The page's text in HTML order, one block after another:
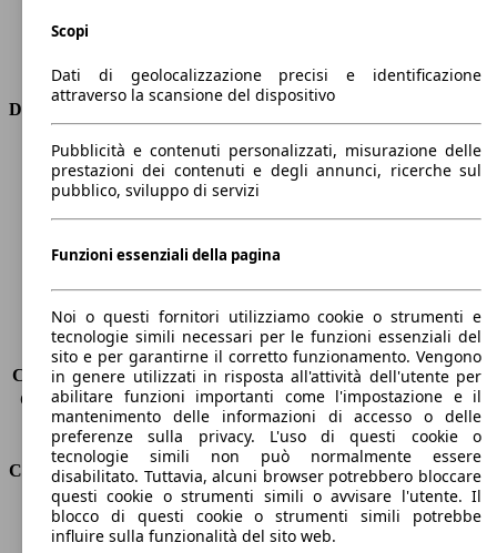
Trasmissione
Dimensioni
Lunghezza
4360 mm
Altezza
1810 mm
Larghezza
Peso massimo
1825 kg
Sedili
5
Carico sul tetto
-
Capacità di traino (senza freni) -
Capacità di traino (con freni)
1200 kg
Volume del bagagliaio
800 - 3000 l
Consumi
Emissioni di CO2*
140 g/km (komb.)
Consumo (urbano)
7.2 l/100km
Scopi
Dati di geolocalizzazione precisi e identificazione
attraverso la scansione del dispositivo
Pubblicità e contenuti personalizzati, misurazione delle
prestazioni dei contenuti e degli annunci, ricerche sul
pubblico, sviluppo di servizi
Funzioni essenziali della pagina
Noi o questi fornitori utilizziamo cookie o strumenti e
tecnologie simili necessari per le funzioni essenziali del
sito e per garantirne il corretto funzionamento. Vengono
in genere utilizzati in risposta all'attività dell'utente per
abilitare funzioni importanti come l'impostazione e il
mantenimento delle informazioni di accesso o delle
preferenze sulla privacy. L'uso di questi cookie o
tecnologie simili non può normalmente essere
disabilitato. Tuttavia, alcuni browser potrebbero bloccare
questi cookie o strumenti simili o avvisare l'utente. Il
blocco di questi cookie o strumenti simili potrebbe
influire sulla funzionalità del sito web.